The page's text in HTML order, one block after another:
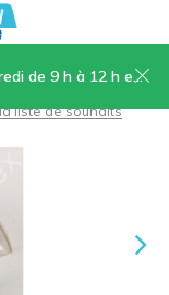
à 17 h, samedi de 9 h à 12 h
liste de souhaits